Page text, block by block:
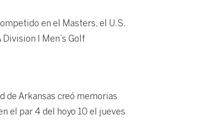
en el Masters, el U.S.
I Men’s Golf
de Arkansas creó memorias
el par 4 del hoyo 10 el jueves